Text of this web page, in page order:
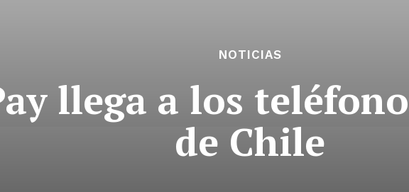
NOTICIAS
llega a los
de Chile